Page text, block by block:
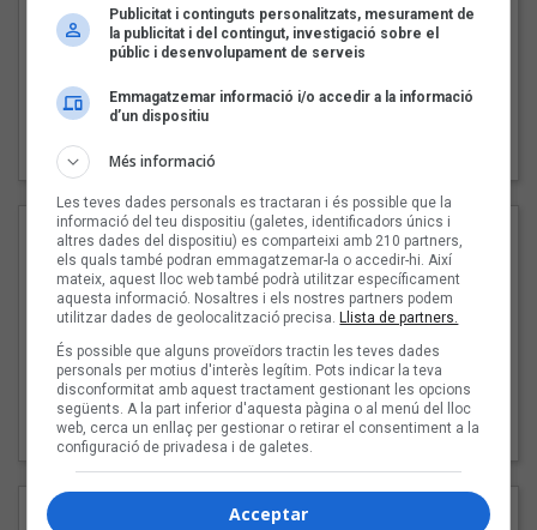
"Les cabres"
94 Rules amb Compte
Publicitat i continguts personalitzats, mesurament de
la publicitat i del contingut, investigació sobre el
públic i desenvolupament de serveis
Emmagatzemar informació i/o accedir a la informació
d’un dispositiu
Més informació
Les teves dades personals es tractaran i és possible que la
informació del teu dispositiu (galetes, identificadors únics i
altres dades del dispositiu) es comparteixi amb 210 partners,
els quals també podran emmagatzemar-la o accedir-hi. Així
mateix, aquest lloc web també podrà utilitzar específicament
aquesta informació. Nosaltres i els nostres partners podem
utilitzar dades de geolocalització precisa.Llista de partners.
És possible que alguns proveïdors tractin les teves dades
personals per motius d'interès legítim. Pots indicar la teva
disconformitat amb aquest tractament gestionant les opcions
següents. A la part inferior d'aquesta pàgina o al menú del lloc
web, cerca un enllaç per gestionar o retirar el consentiment a la
configuració de privadesa i de galetes.
Acceptar